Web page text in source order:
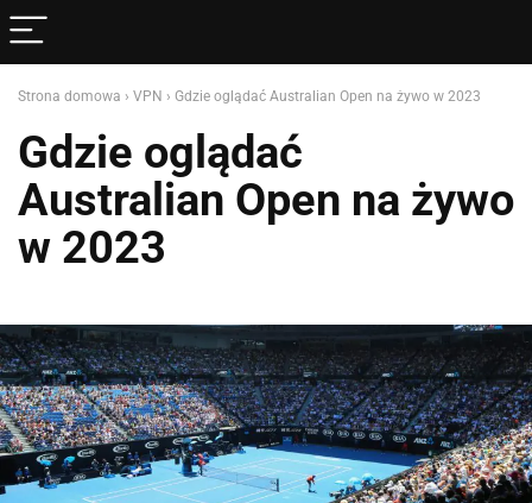
Strona domowa › VPN › Gdzie oglądać Australian Open na żywo w 2023
Gdzie oglądać
Australian Open na żywo
w 2023